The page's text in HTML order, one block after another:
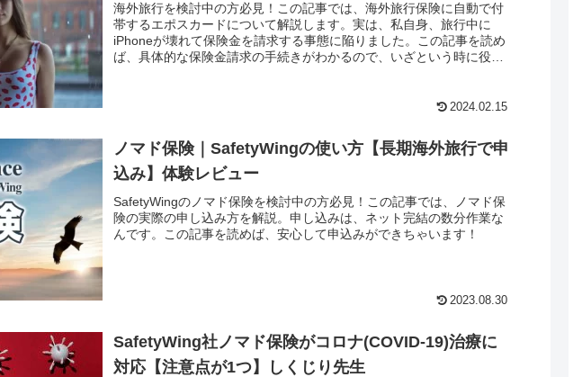
海外旅行を検討中の方必見！この記事では、海外旅行保険に自動で付
帯するエポスカードについて解説します。実は、私自身、旅行中に
iPhoneが壊れて保険金を請求する事態に陥りました。この記事を読め
ば、具体的な保険金請求の手続きがわかるので、いざという時に役立
2024.02.15
ノマド保険｜SafetyWingの使い方【長期海外旅行で申
込み】体験レビュー
SafetyWingのノマド保険を検討中の方必見！この記事では、ノマド保
険の実際の申し込み方を解説。申し込みは、ネット完結の数分作業な
んです。この記事を読めば、安心して申込みができちゃいます！
2023.08.30
SafetyWing社ノマド保険がコロナ(COVID-19)治療に
対応【注意点が1つ】しくじり先生